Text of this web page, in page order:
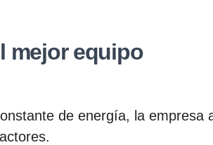
mejor equipo
de energía, la empresa